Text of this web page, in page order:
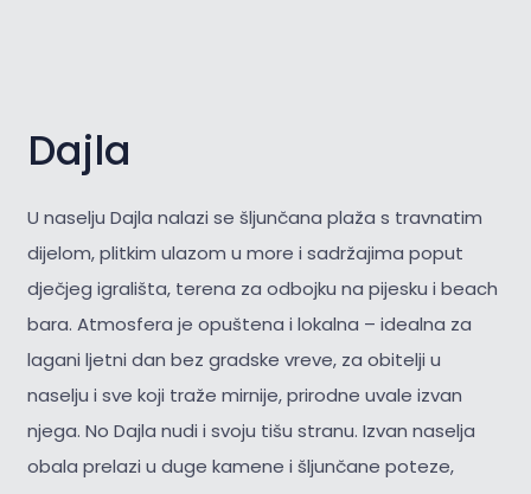
Dajla
U naselju Dajla nalazi se šljunčana plaža s travnatim
dijelom, plitkim ulazom u more i sadržajima poput
dječjeg igrališta, terena za odbojku na pijesku i beach
bara. Atmosfera je opuštena i lokalna – idealna za
lagani ljetni dan bez gradske vreve, za obitelji u
naselju i sve koji traže mirnije, prirodne uvale izvan
njega. No Dajla nudi i svoju tišu stranu. Izvan naselja
obala prelazi u duge kamene i šljunčane poteze,